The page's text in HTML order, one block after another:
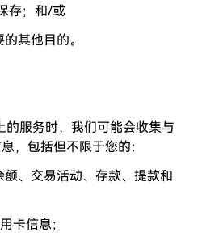
存；和/或
其他目的。
服务时，我们可能会收集与
，包括但不限于您的：
、交易活动、存款、提款和
卡信息；